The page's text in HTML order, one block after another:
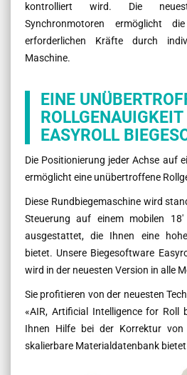
kontrolliert wird. Die
Synchronmotoren ermöglicht
erforderlichen Kräfte durch
Maschine.
EINE
EASYROLL
Die Positionierung jeder Achse auf
ermöglicht eine unübertroffene
Diese Rundbiegemaschine wird
Steuerung auf einem mobilen 18'
ausgestattet, die Ihnen eine
bietet. Unsere Biegesoftware
wird in der neuesten Version in alle
Sie profitieren von der neuesten
«AIR, Artificial Intelligence for Roll
Ihnen Hilfe bei der Korrektur
skalierbare Materialdatenbank